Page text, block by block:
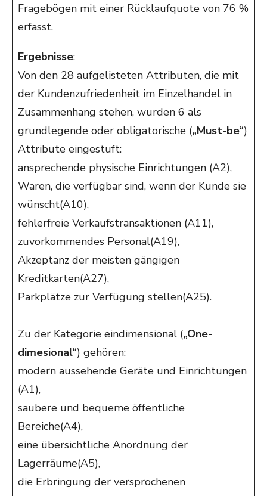
Fragebögen mit einer Rücklaufquote von 76 %
erfasst.
Ergebnisse:
Von den 28 aufgelisteten Attributen, die mit
der Kundenzufriedenheit im Einzelhandel in
Zusammenhang stehen, wurden 6 als
grundlegende oder obligatorische („Must-be“)
Attribute eingestuft:
ansprechende physische Einrichtungen (A2),
Waren, die verfügbar sind, wenn der Kunde sie
wünscht(A10),
fehlerfreie Verkaufstransaktionen (A11),
zuvorkommendes Personal(A19),
Akzeptanz der meisten gängigen
Kreditkarten(A27),
Parkplätze zur Verfügung stellen(A25).
Zu der Kategorie eindimensional („One-
dimesional“) gehören:
modern aussehende Geräte und Einrichtungen
(A1),
saubere und bequeme öffentliche
Bereiche(A4),
eine übersichtliche Anordnung der
Lagerräume(A5),
die Erbringung der versprochenen